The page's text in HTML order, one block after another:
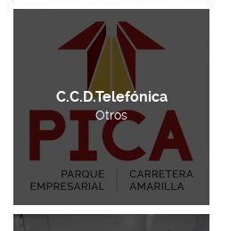
C.C.D.Telefónica
Otros